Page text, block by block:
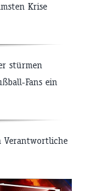
Krise
stürmen
Fans ein
Verantwortliche